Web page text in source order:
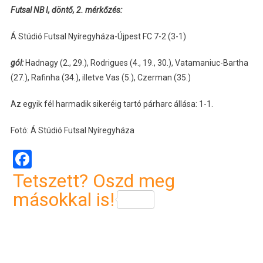
Futsal NB I, döntő, 2. mérkőzés:
Á Stúdió Futsal Nyíregyháza-Újpest FC 7-2 (3-1)
gól:Hadnagy (2., 29.), Rodrigues (4., 19., 30.), Vatamaniuc-Bartha
(27.), Rafinha (34.), illetve Vas (5.), Czerman (35.)
Az egyik fél harmadik sikeréig tartó párharc állása: 1-1.
Fotó: Á Stúdió Futsal Nyíregyháza
Facebook
Tetszett? Oszd meg
másokkal is!